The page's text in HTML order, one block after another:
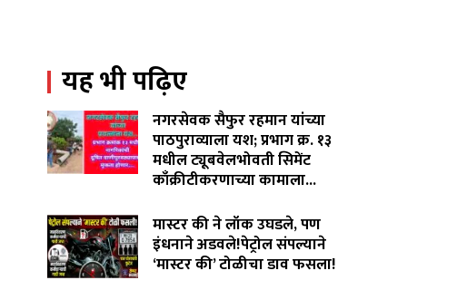
यह भी पढ़िए
नगरसेवक सैफुर रहमान यांच्या
पाठपुराव्याला यश; प्रभाग क्र. १३
मधील ट्यूबवेलभोवती सिमेंट
काँक्रीटीकरणाच्या कामाला...
मास्टर की ने लॉक उघडले, पण
इंधनाने अडवले!पेट्रोल संपल्याने
‘मास्टर की’ टोळीचा डाव फसला!